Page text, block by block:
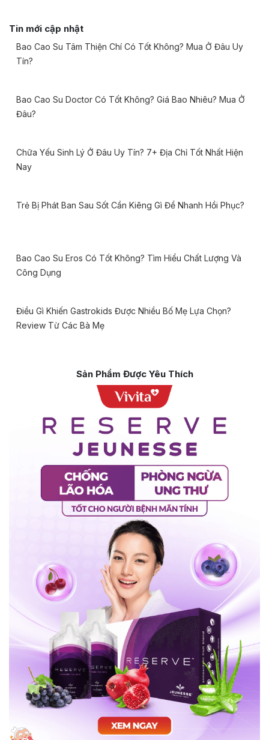
Tin mới cập nhật
Bao Cao Su Tâm Thiện Chí Có Tốt Không? Mua Ở Đâu Uy
Tín?
Bao Cao Su Doctor Có Tốt Không? Giá Bao Nhiêu? Mua Ở
Đâu?
Chữa Yếu Sinh Lý Ở Đâu Uy Tín? 7+ Địa Chỉ Tốt Nhất Hiện
Nay
Trẻ Bị Phát Ban Sau Sốt Cần Kiêng Gì Để Nhanh Hồi Phục?
Bao Cao Su Eros Có Tốt Không? Tìm Hiểu Chất Lượng Và
Công Dụng
Điều Gì Khiến Gastrokids Được Nhiều Bố Mẹ Lựa Chọn?
Review Từ Các Bà Mẹ
Sản Phẩm Được Yêu Thích